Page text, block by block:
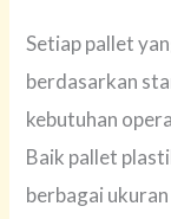
Setiap pallet
berdasarkan
kebutuhan
Baik pallet
berbagai